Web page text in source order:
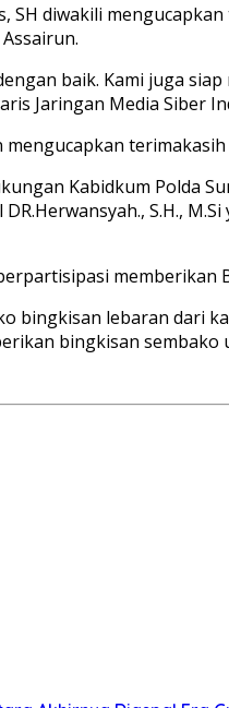
SH diwakili
baik. Kami juga
Jaringan Media Siber
Kabidkum Polda
S.H.,
bingkisan lebaran dari
bingkisan